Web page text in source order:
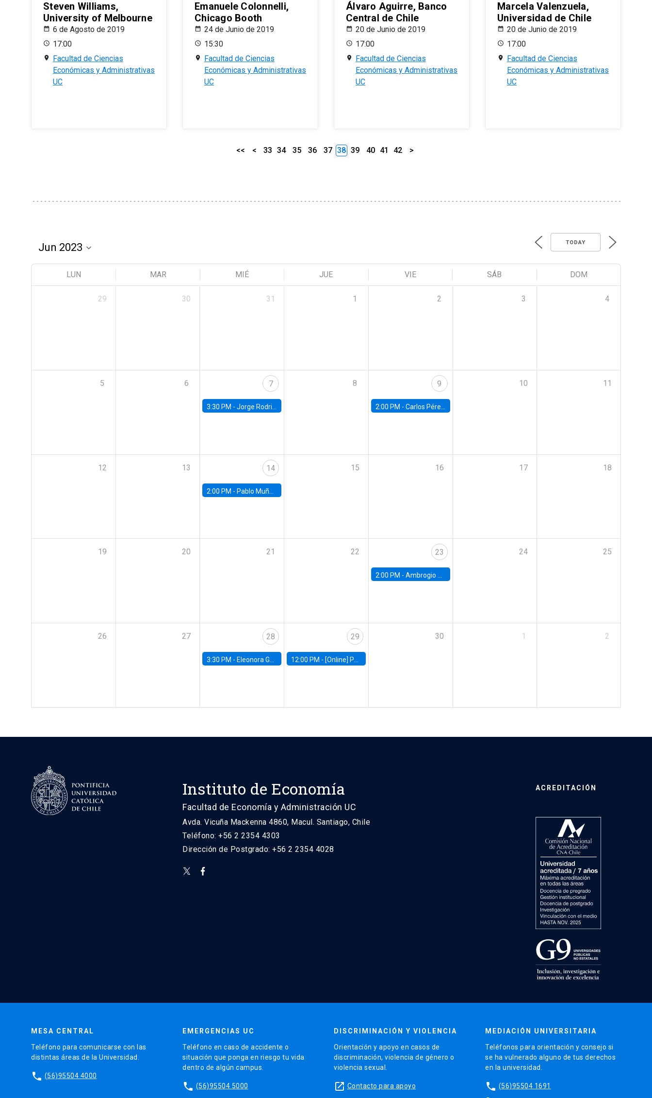
Steven Williams,
University of Melbourne
6 de Agosto de 2019
17:00
Facultad de Ciencias
Económicas y Administrativas
UC
Emanuele Colonnelli,
Chicago Booth
24 de Junio de 2019
15:30
Facultad de Ciencias
Económicas y Administrativas
UC
Álvaro Aguirre, Banco
Central de Chile
20 de Junio de 2019
17:00
Facultad de Ciencias
Económicas y Administrativas
UC
Marcela Valenzuela,
Universidad de Chile
20 de Junio de 2019
17:00
Facultad de Ciencias
Económicas y Administrativas
UC
<< < 33 34 35 36 37 38 39 40 41 42 >
TODAY
LUN MAR MIÉ JUE VIE SÁB DOM
29 30 31 1 2 3 4
5 6 7
3:30 PM -Jorge Rodriguez, Universidad de Los Andes
8 9
2:00 PM - Carlos Pérez, Universidad Finis Terrae
10 11
12 13 14
2:00 PM - Pablo Muñoz, Universidad de Chile
15 16 17 18
19 20 21 22 23
2:00 PM - Ambrogio Cesa-Bianchi, Bank of England
24 25
26 27 28
3:30 PM - Eleonora Guarnieri, Exeter University
29
12:00 PM - [Online] Pablo Slutzky, University of Maryland
30 1 2
Instituto de Economía
Facultad de Economía y Administración UC
Avda. Vicuña Mackenna 4860, Macul. Santiago, Chile
Teléfono: +56 2 2354 4303
Dirección de Postgrado: +56 2 2354 4028
ACREDITACIÓN
MESA CENTRAL
Teléfono para comunicarse con las
distintas áreas de la Universidad.
phone (56)95504 4000
EMERGENCIAS UC
Teléfono en caso de accidente o
situación que ponga en riesgo tu vida
dentro de algún campus.
phone (56)95504 5000
DISCRIMINACIÓN Y VIOLENCIA
Orientación y apoyo en casos de
discriminación, violencia de género o
violencia sexual.
launch Contacto para apoyo
MEDIACIÓN UNIVERSITARIA
Teléfonos para orientación y consejo si
se ha vulnerado alguno de tus derechos
en la universidad.
phone (56)95504 1691